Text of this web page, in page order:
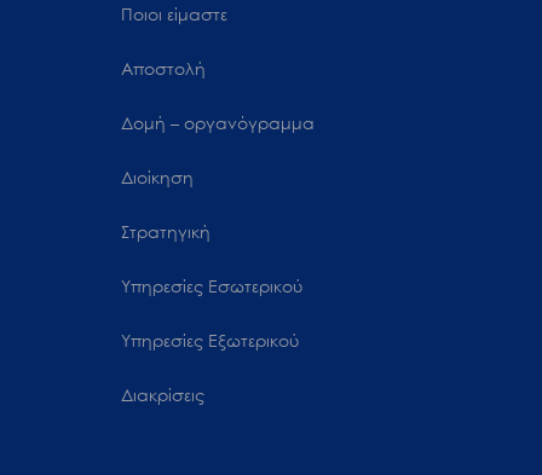
Ποιοι είμαστε
Αποστολή
Δομή – οργανόγραμμα
Διοίκηση
Στρατηγική
Υπηρεσίες Εσωτερικού
Υπηρεσίες Εξωτερικού
Διακρίσεις